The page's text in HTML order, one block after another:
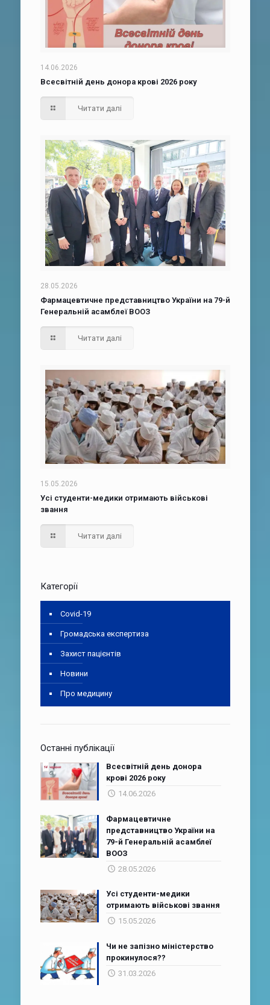
14.06.2026
Всесвітній день донора крові 2026 року
Читати далі
28.05.2026
Фармацевтичне представництво України на 79-й
Генеральній асамблеї ВООЗ
Читати далі
15.05.2026
Усі студенти-медики отримають військові
звання
Читати далі
Категорії
Covid-19
Громадська експертиза
Захист пацієнтів
Новини
Про медицину
Останні публікації
Всесвітній день донора
крові 2026 року
14.06.2026
Фармацевтичне
представництво України на
79-й Генеральній асамблеї
ВООЗ
28.05.2026
Усі студенти-медики
отримають військові звання
15.05.2026
Чи не запізно міністерство
прокинулося??
31.03.2026